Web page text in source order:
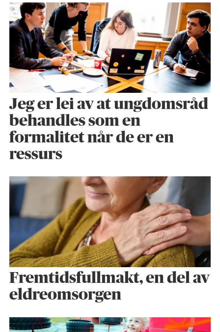
Jeg er lei av at ungdomsråd
behandles som en
formalitet når de er en
ressurs
Fremtidsfullmakt, en del av
eldreomsorgen